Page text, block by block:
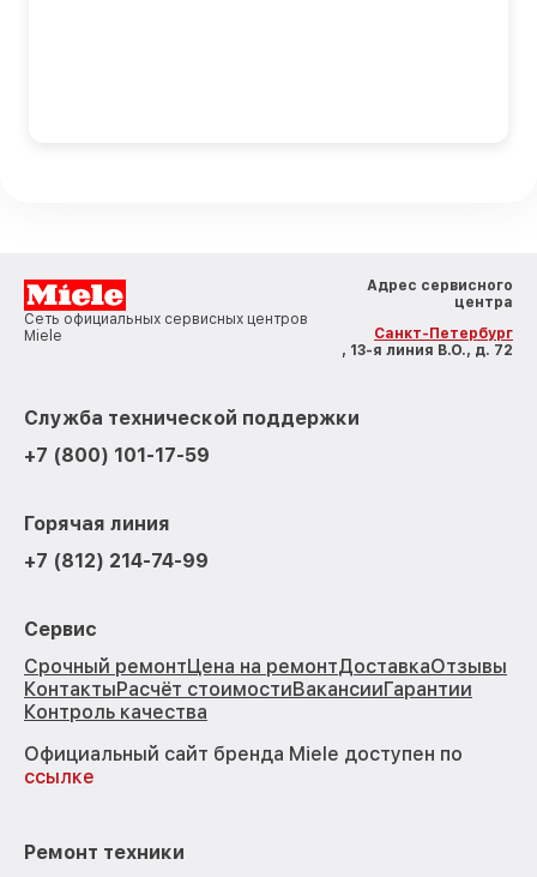
Сеть официальных сервисных центров
Miele
Адрес сервисного
центра
Санкт-Петербург
, 13-я линия В.О., д. 72
Служба технической поддержки
+7 (800) 101-17-59
Горячая линия
+7 (812) 214-74-99
Сервис
Срочный ремонтЦена на ремонтДоставкаОтзывы
КонтактыРасчёт стоимостиВакансииГарантии
Контроль качества
Официальный сайт бренда Miele доступен по
ссылке
Ремонт техники